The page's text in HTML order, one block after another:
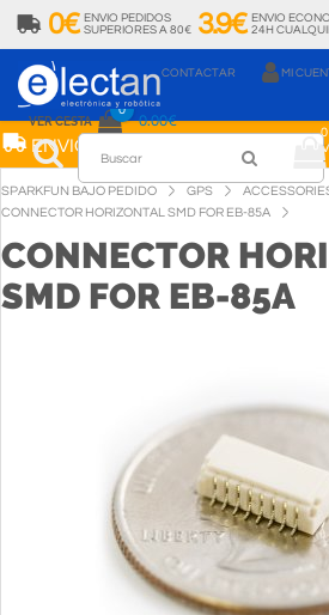
0€ ENVIO PEDIDOS
SUPERIORES A 80€ 3.9€ ENVIO
24H
966 410 250 CONTACTAR MI
VER CESTA
0
0.00€
0
ENVIO GRATIS 80€
SPARKFUN BAJO PEDIDO GPS
CONNECTOR HORIZONTAL SMD FOR EB-85A
CONNECTOR
SMD FOR EB-85A